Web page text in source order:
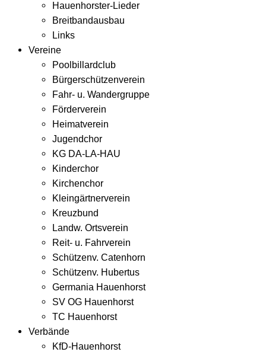
Hauenhorster-Lieder
Breitbandausbau
Links
Vereine
Poolbillardclub
Bürgerschützenverein
Fahr- u. Wandergruppe
Förderverein
Heimatverein
Jugendchor
KG DA-LA-HAU
Kinderchor
Kirchenchor
Kleingärtnerverein
Kreuzbund
Landw. Ortsverein
Reit- u. Fahrverein
Schützenv. Catenhorn
Schützenv. Hubertus
Germania Hauenhorst
SV OG Hauenhorst
TC Hauenhorst
Verbände
KfD-Hauenhorst